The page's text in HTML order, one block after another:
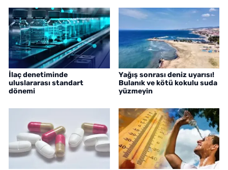
İlaç denetiminde
uluslararası standart
dönemi
Yağış sonrası deniz uyarısı!
Bulanık ve kötü kokulu suda
yüzmeyin